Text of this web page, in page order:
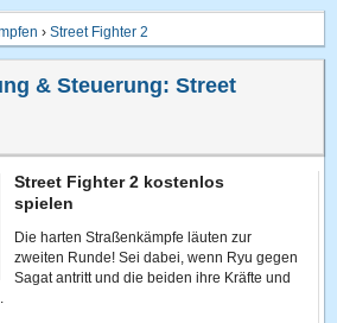
›Street Fighter 2
& Steuerung:Street
Street Fighter 2 kostenlos
spielen
Die harten Straßenkämpfe läuten zur
zweiten Runde! Sei dabei, wenn Ryu gegen
Sagat antritt und die beiden ihre Kräfte und